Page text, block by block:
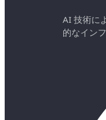
AI 技術に
的なイン